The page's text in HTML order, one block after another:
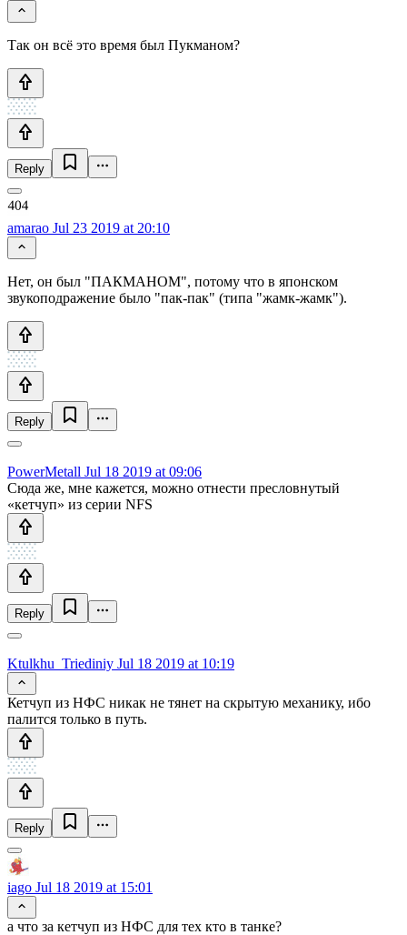
Так он всё это время был Пукманом?
Reply
amarao Jul 23 2019 at 20:10
Нет, он был "ПАКМАНОМ", потому что в японском
звукоподражение было "пак-пак" (типа "жамк-жамк").
Reply
PowerMetall Jul 18 2019 at 09:06
Сюда же, мне кажется, можно отнести пресловнутый
«кетчуп» из серии NFS
Reply
Ktulkhu_Triediniy Jul 18 2019 at 10:19
Кетчуп из НФС никак не тянет на скрытую механику, ибо
палится только в путь.
Reply
iago Jul 18 2019 at 15:01
а что за кетчуп из НФС для тех кто в танке?